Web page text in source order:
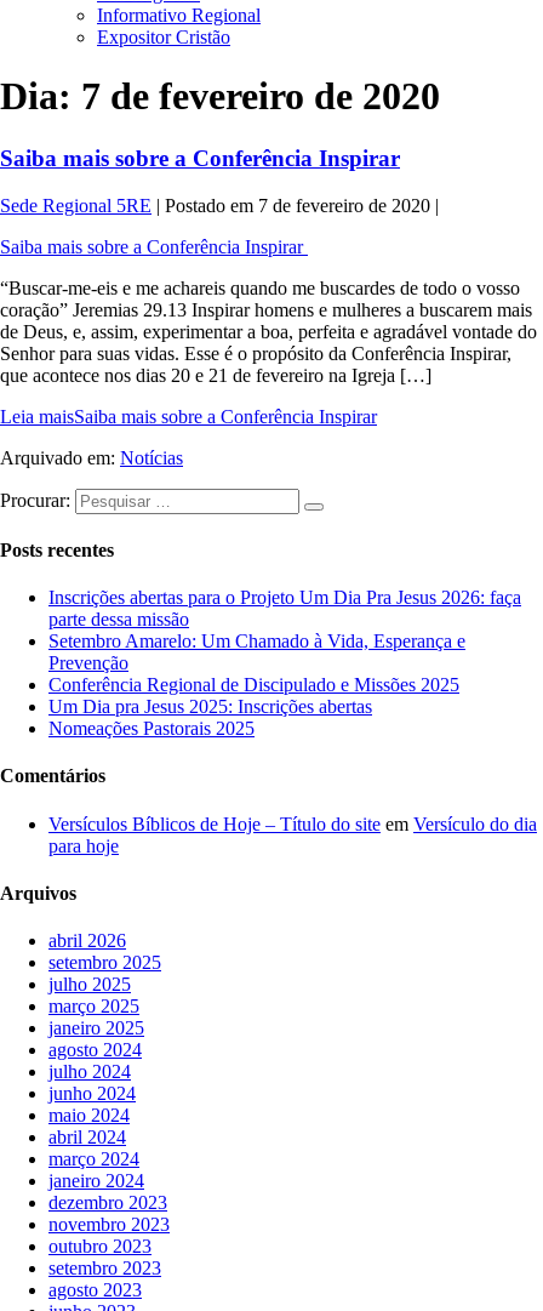
Informativo Regional
Expositor Cristão
Dia: 7 de fevereiro de 2020
Saiba mais sobre a Conferência Inspirar
Sede Regional 5RE | Postado em 7 de fevereiro de 2020 |
Saiba mais sobre a Conferência Inspirar
“Buscar-me-eis e me achareis quando me buscardes de todo o vosso
coração” Jeremias 29.13 Inspirar homens e mulheres a buscarem mais
de Deus, e, assim, experimentar a boa, perfeita e agradável vontade do
Senhor para suas vidas. Esse é o propósito da Conferência Inspirar,
que acontece nos dias 20 e 21 de fevereiro na Igreja […]
Leia maisSaiba mais sobre a Conferência Inspirar
Arquivado em: Notícias
Procurar:
Posts recentes
Inscrições abertas para o Projeto Um Dia Pra Jesus 2026: faça
parte dessa missão
Setembro Amarelo: Um Chamado à Vida, Esperança e
Prevenção
Conferência Regional de Discipulado e Missões 2025
Um Dia pra Jesus 2025: Inscrições abertas
Nomeações Pastorais 2025
Comentários
Versículos Bíblicos de Hoje – Título do site em Versículo do dia
para hoje
Arquivos
abril 2026
setembro 2025
julho 2025
março 2025
janeiro 2025
agosto 2024
julho 2024
junho 2024
maio 2024
abril 2024
março 2024
janeiro 2024
dezembro 2023
novembro 2023
outubro 2023
setembro 2023
agosto 2023